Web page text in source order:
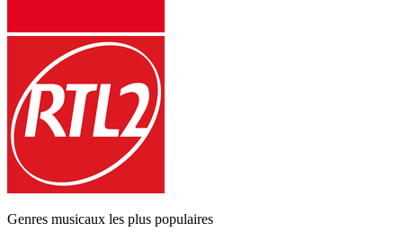
Genres musicaux les plus populaires